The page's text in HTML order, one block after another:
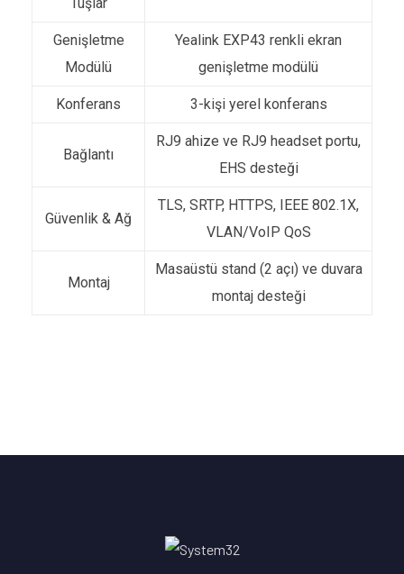
Genişletme
Modülü
Yealink EXP43 renkli ekran
genişletme modülü
Konferans 3-kişi yerel konferans
Bağlantı
RJ9 ahize ve RJ9 headset portu,
EHS desteği
Güvenlik & Ağ
TLS, SRTP, HTTPS, IEEE 802.1X,
VLAN/VoIP QoS
Montaj
Masaüstü stand (2 açı) ve duvara
montaj desteği